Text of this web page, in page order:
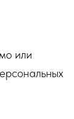
или